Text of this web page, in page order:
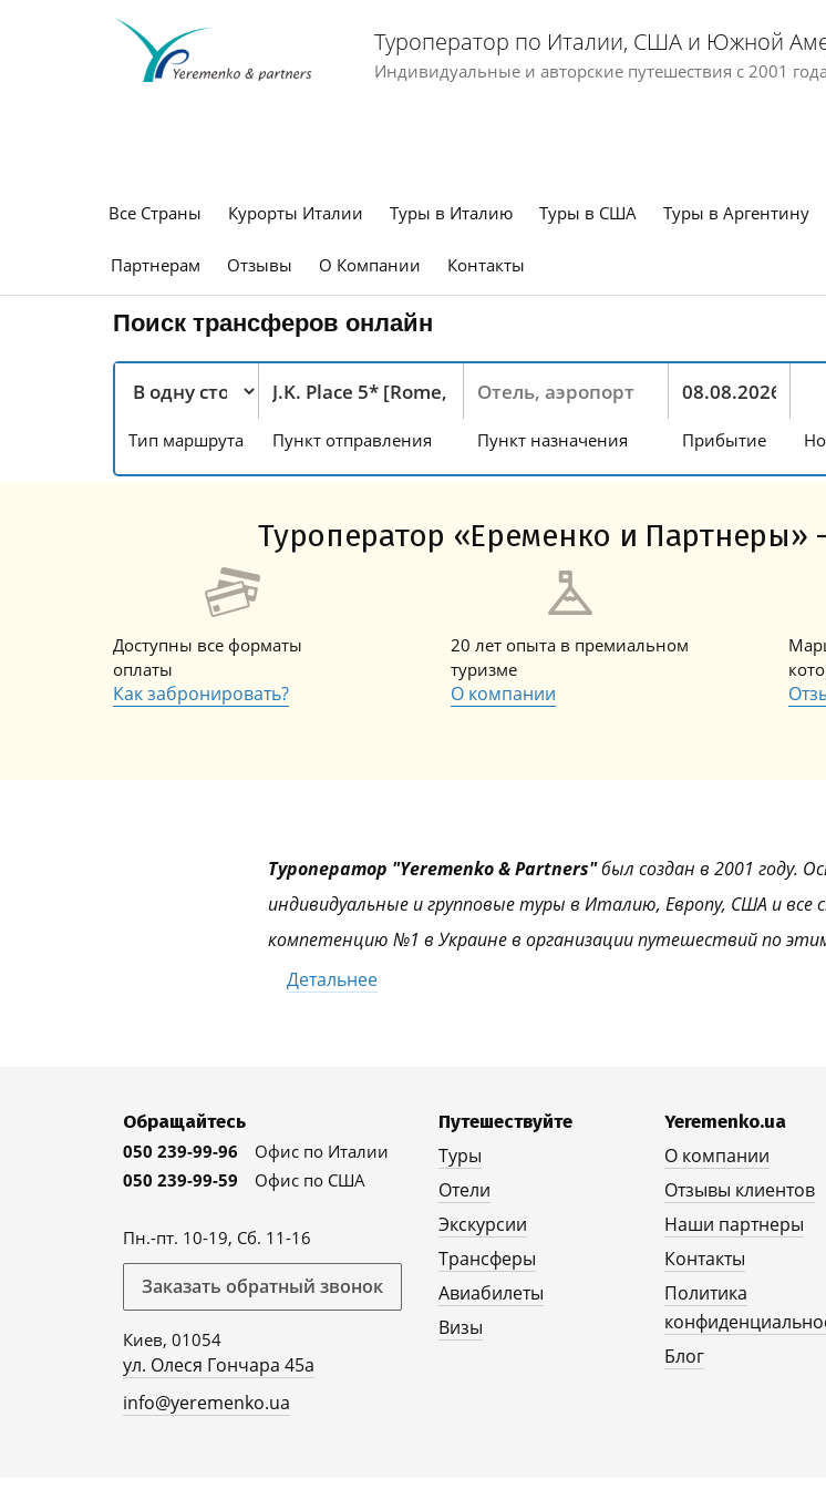
Туроператор по Италии, США и Южной
Индивидуальные и авторские путешествия с 2001 года
Все Страны Курорты Италии Туры в Италию Туры в США Туры в Аргентину
Партнерам Отзывы О Компании Контакты
Поиск трансферов онлайн
Тип маршрута Пункт отправления Пункт назначения Прибытие
Туроператор «Еременко и Партнеры»
Доступны все форматы
оплаты
Как забронировать?
20 лет опыта в премиальном
туризме
О компании
Туроператор "Yeremenko & Partners"был создан в 2001 году.
индивидуальные и групповые туры в Италию, Европу, США и
компетенцию №1 в Украине в организации путешествий по
Детальнее
Обращайтесь
050 239-99-96
Офис по Италии
050 239-99-59
Офис по США
Пн.-пт. 10-19, Сб. 11-16
Заказать обратный звонок
Киев, 01054
ул. Олеся Гончара 45а
info@yeremenko.ua
Путешествуйте
Туры
Отели
Экскурсии
Трансферы
Авиабилеты
Визы
Yeremenko.ua
О компании
Отзывы клиентов
Наши партнеры
Контакты
Политика
Блог